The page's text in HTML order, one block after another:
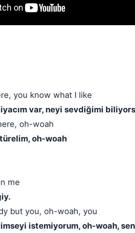
you know what I like
var, neyi sevdiğimi
oh-woah
oh-woah
me
but you, oh-woah, you
istemiyorum, oh-woah, sen